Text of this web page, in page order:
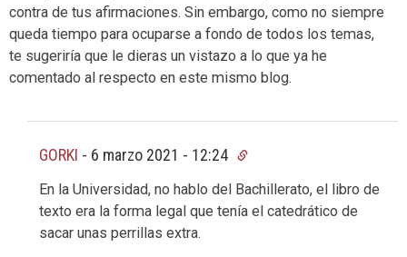
contra de tus afirmaciones. Sin embargo, como no siempre
queda tiempo para ocuparse a fondo de todos los temas,
te sugeriría que le dieras un vistazo a lo que ya he
comentado al respecto en este mismo blog.
GORKI - 6 marzo 2021 - 12:24
En la Universidad, no hablo del Bachillerato, el libro de
texto era la forma legal que tenía el catedrático de
sacar unas perrillas extra.